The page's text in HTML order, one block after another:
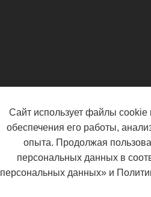
Сайт использует файлы cookie
обеспечения его работы,
опыта. Продолжая
персональных данных в
персональных данных» и